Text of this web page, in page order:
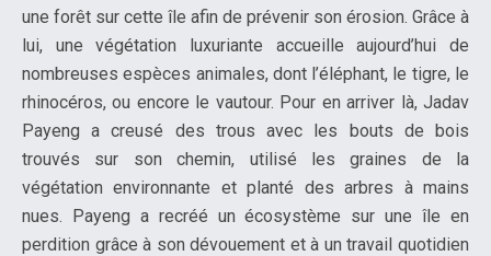
une forêt sur cette île afin de prévenir son érosion. Grâce à
lui, une végétation luxuriante accueille aujourd’hui de
nombreuses espèces animales, dont l’éléphant, le tigre, le
rhinocéros, ou encore le vautour. Pour en arriver là, Jadav
Payeng a creusé des trous avec les bouts de bois
trouvés sur son chemin, utilisé les graines de la
végétation environnante et planté des arbres à mains
nues. Payeng a recréé un écosystème sur une île en
perdition grâce à son dévouement et à un travail quotidien